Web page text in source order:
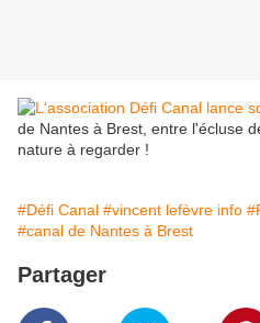
de Nantes à Brest, entre l'écluse
nature à regarder !
#Défi Canal #vincent lefèvre info
#canal de Nantes à Brest
Partager